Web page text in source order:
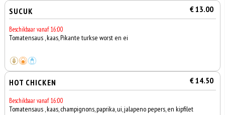
SUCUK € 13.00
Beschikbaar vanaf 16:00
Tomatensaus , kaas, Pikante turkse worst en ei
HOT CHICKEN € 14.50
Beschikbaar vanaf 16:00
Tomatensaus , kaas, champignons, paprika, ui, jalapeno pepers, en kipfilet